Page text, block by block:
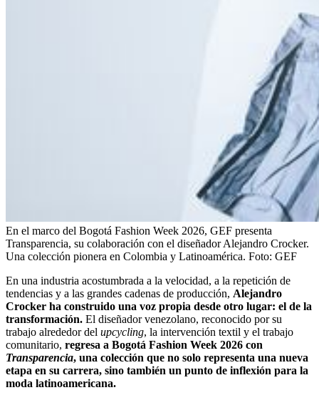
En el marco del Bogotá Fashion Week 2026, GEF presenta
Transparencia, su colaboración con el diseñador Alejandro Crocker.
Una colección pionera en Colombia y Latinoamérica. Foto: GEF
En una industria acostumbrada a la velocidad, a la repetición de
tendencias y a las grandes cadenas de producción, Alejandro
Crocker ha construido una voz propia desde otro lugar: el de la
transformación. El diseñador venezolano, reconocido por su
trabajo alrededor del upcycling, la intervención textil y el trabajo
comunitario, regresa a Bogotá Fashion Week 2026 con
Transparencia, una colección que no solo representa una nueva
etapa en su carrera, sino también un punto de inflexión para la
moda latinoamericana.